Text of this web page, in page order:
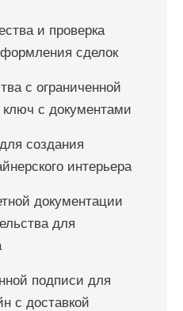
и проверка
сделок
с ограниченной
ключ с документами
создания
интерьера
документации
для
подписи для
с доставкой